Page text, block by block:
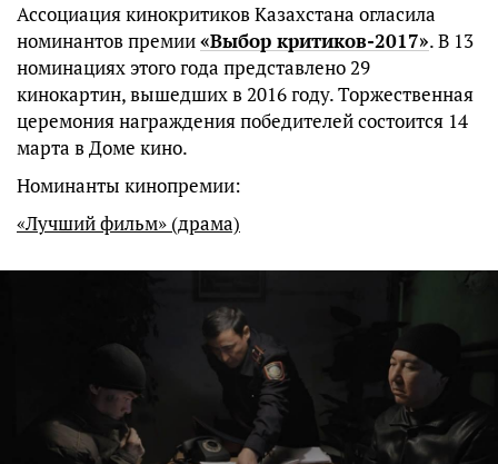
Ассоциация кинокритиков Казахстана огласила
номинантов премии«Выбор критиков-2017». В 13
номинациях этого года представлено 29
кинокартин, вышедших в 2016 году. Торжественная
церемония награждения победителей состоится 14
марта в Доме кино.
Номинанты кинопремии:
«Лучший фильм» (драма)